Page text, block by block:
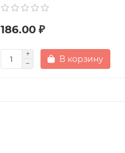
186.00 ₽
В корзину